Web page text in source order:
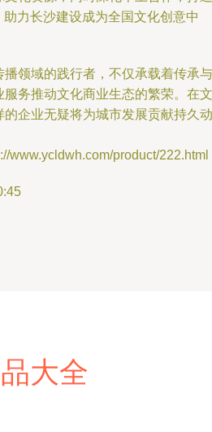
力长沙建设成为全国文化创意中
领域的践行者，不仅承载着传承与
务推动文化商业生态的繁荣。在文
企业无疑将为城市发展贡献持久动
www.ycldwh.com/product/222.html
大全